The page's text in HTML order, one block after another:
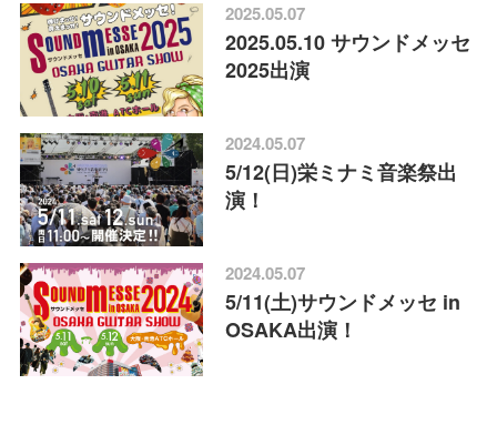
2025.05.07
2025.05.10 サウンドメッセ
2025出演
2024.05.07
5/12(日)栄ミナミ音楽祭出
演！
2024.05.07
5/11(土)サウンドメッセ in
OSAKA出演！